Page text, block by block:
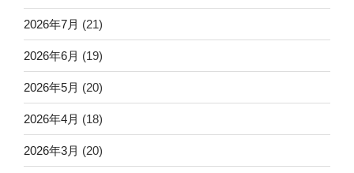
2026年7月 (21)
2026年6月 (19)
2026年5月 (20)
2026年4月 (18)
2026年3月 (20)